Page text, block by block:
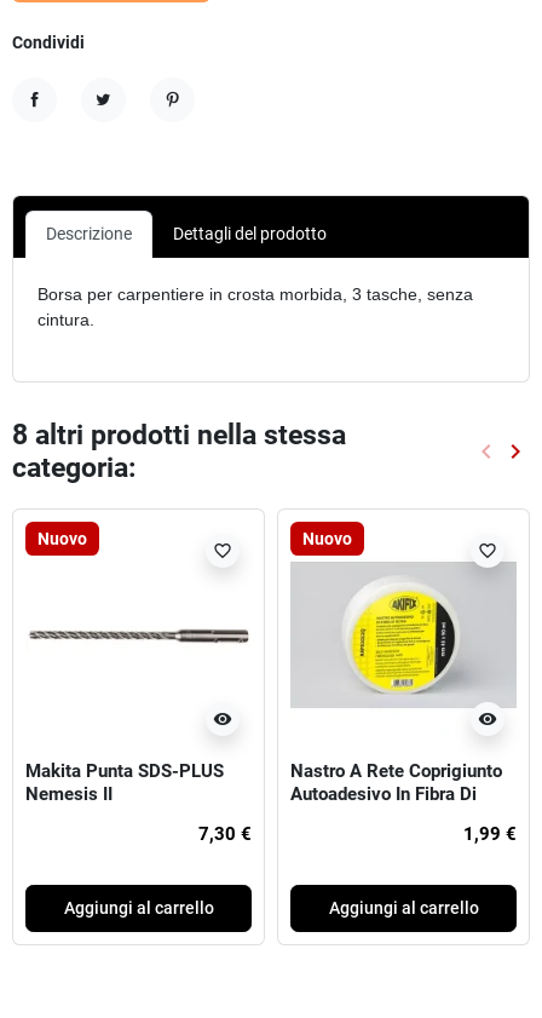
Condividi
Descrizione Dettagli del prodotto
Borsa per carpentiere in crosta morbida, 3 tasche, senza
cintura.
8 altri prodotti nella stessa
categoria:
keyboard_arrow_left keyboard_arrow_right
Nuovo
visibility
favorite_border
Makita Punta SDS-PLUS
Nemesis II
7,30 €
Aggiungi al carrello
Nuovo
visibility
favorite_border
Nastro A Rete Coprigiunto
Autoadesivo In Fibra Di
1,99 €
Aggiungi al carrello